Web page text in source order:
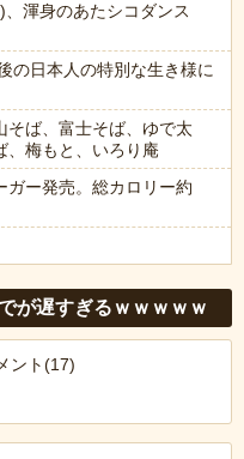
、渾身のあたシコダンス
の日本人の特別な生き様に
ば、富士そば、ゆで太
、梅もと、いろり庵
ガー発売。総カロリー約
が遅すぎるｗｗｗｗｗ
ント(17)